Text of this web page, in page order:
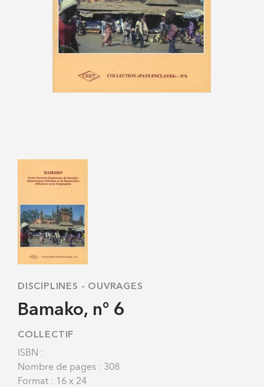
DISCIPLINES - OUVRAGES
Bamako, n° 6
COLLECTIF
ISBN :
Nombre de pages : 308
Format : 16 x 24